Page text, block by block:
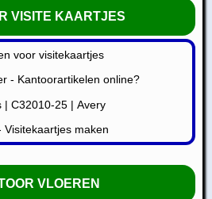
VISITE KAARTJES
voor visitekaartjes
- Kantoorartikelen online?
| C32010-25 | Avery
Visitekaartjes maken
VLOEREN